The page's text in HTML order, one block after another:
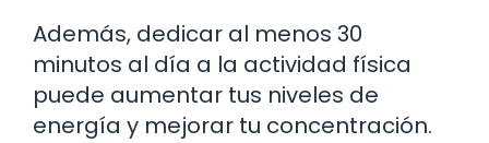
Además, dedicar al menos 30
minutos al día a la actividad física
puede aumentar tus niveles de
energía y mejorar tu concentración.